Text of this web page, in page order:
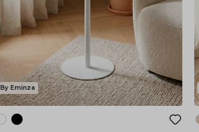
By Eminza